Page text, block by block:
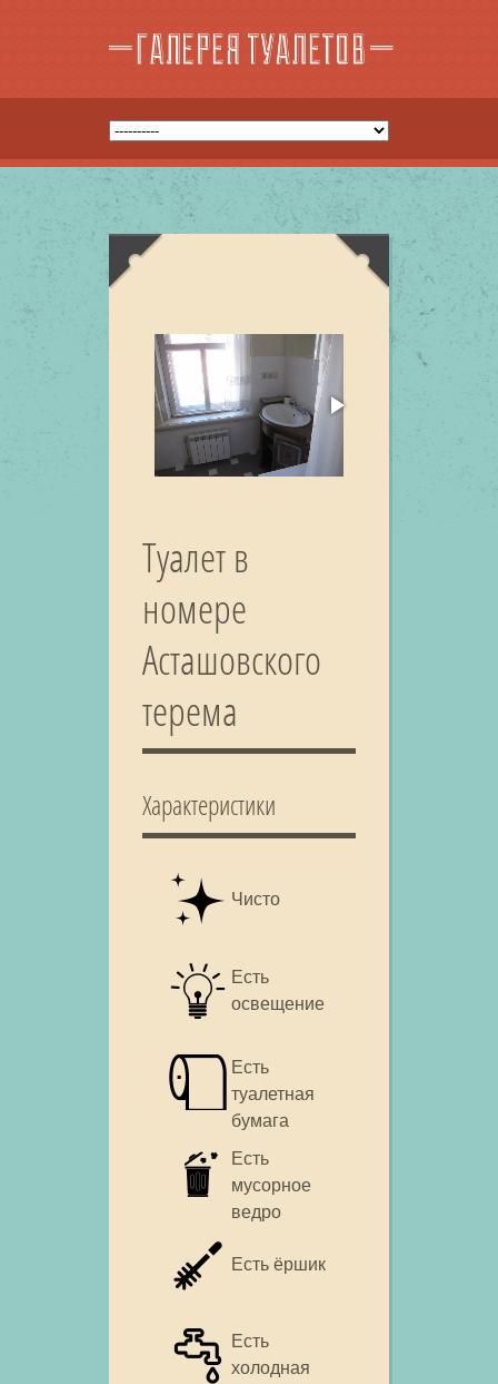
Туалет в
номере
Асташовского
терема
Характеристики
Чисто
Есть
освещение
Есть
туалетная
бумага
Есть
мусорное
ведро
Есть ёршик
Есть
холодная